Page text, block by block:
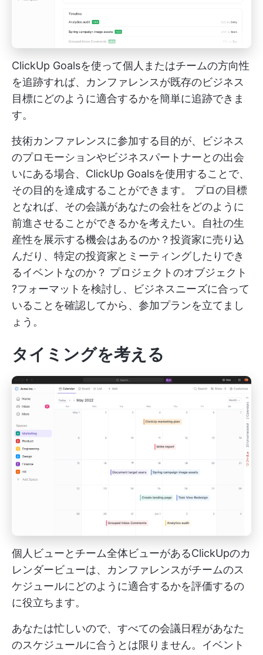
ClickUp Goalsを使って個人またはチームの方向性
を追跡すれば、カンファレンスが既存のビジネス
目標にどのように適合するかを簡単に追跡できま
す。
技術カンファレンスに参加する目的が、ビジネス
のプロモーションやビジネスパートナーとの出会
いにある場合、ClickUp Goalsを使用することで、
その目的を達成することができます。 プロの目標
となれば、その会議があなたの会社をどのように
前進させることができるかを考えたい。自社の生
産性を展示する機会はあるのか？投資家に売り込
んだり、特定の投資家とミーティングしたりでき
るイベントなのか？ プロジェクトのオブジェクト
?フォーマットを検討し、ビジネスニーズに合って
いることを確認してから、参加プランを立てまし
ょう。
タイミングを考える
個人ビューとチーム全体ビューがあるClickUpのカ
レンダービューは、カンファレンスがチームのス
ケジュールにどのように適合するかを評価するの
に役立ちます。
あなたは忙しいので、すべての会議日程があなた
のスケジュールに合うとは限りません。イベント